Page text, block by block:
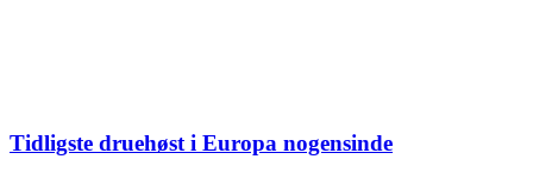
Tidligste druehøst i Europa nogensinde